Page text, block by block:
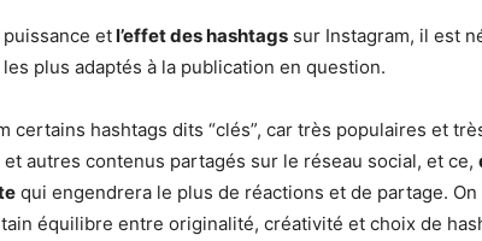
puissance etl’effet des hashtags sur Instagram, il est
plus adaptés à la publication en question.
certains hashtags dits “clés”, car très populaires et
autres contenus partagés sur le réseau social, et ce,
qui engendrera le plus de réactions et de partage.
équilibre entre originalité, créativité et choix de